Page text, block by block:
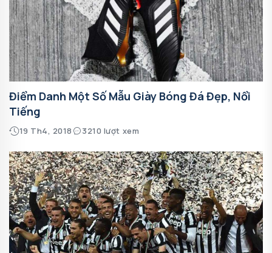
Điểm Danh Một Số Mẫu Giày Bóng Đá Đẹp, Nổi
Tiếng
19 Th4, 2018 3210 lượt xem